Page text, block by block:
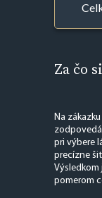
Za čo
Na
pri výbere
precízne
Výsledkom
pomerom